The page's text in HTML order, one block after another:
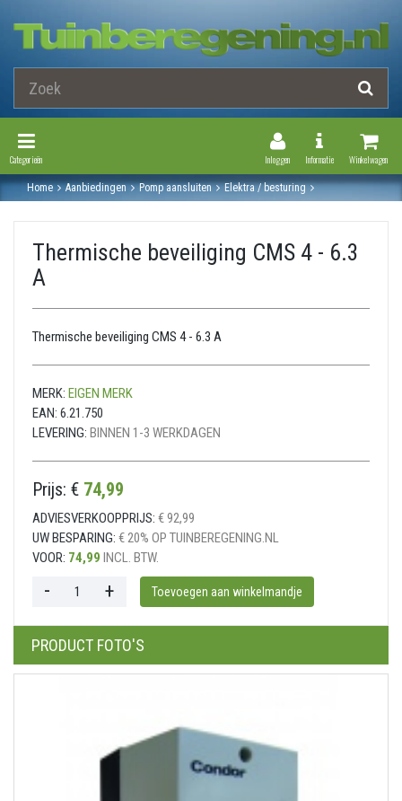
Winkelwagen
Toggle
Informatie
Inloggen
Toggle Navigation
Categorieën
Home Aanbiedingen Pomp aansluiten
Elektra / besturing
Thermische beveiliging CMS 4 - 6.3
A
Thermische beveiliging CMS 4 - 6.3 A
MERK: EIGEN MERK
EAN: 6.21.750
LEVERING: BINNEN 1-3 WERKDAGEN
Prijs: € 74,99
ADVIESVERKOOPPRIJS: € 92,99
UW BESPARING: € 20% OP TUINBEREGENING.NL
VOOR: 74,99 INCL. BTW.
PRODUCT FOTO'S